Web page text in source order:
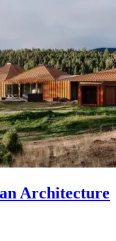
Architecture